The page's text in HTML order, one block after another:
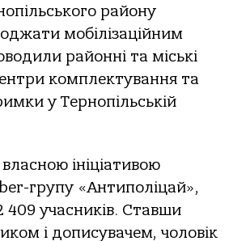
району
мобілізаційним
районні та міські
комплектування та
у Тернопільській
ініціативою
групу «Антиполіцай»,
409 учасників. Ставши
і дописувачем, чоловік